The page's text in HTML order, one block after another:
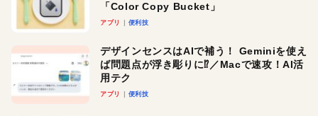
「Color Copy Bucket」
アプリ 便利技
デザインセンスはAIで補う！ Geminiを使え
ば問題点が浮き彫りに⁉︎／Macで速攻！AI活
用テク
アプリ 便利技